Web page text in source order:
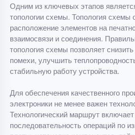
Одним из ключевых этапов
топологии схемы. Топология схемы
расположение элементов на
взаимосвязи и соединения.
топология схемы позволяет
помехи, улучшить
стабильную работу устройства.
Для обеспечения качественного
электроники не менее важен
Технологический маршрут
последовательность операций по